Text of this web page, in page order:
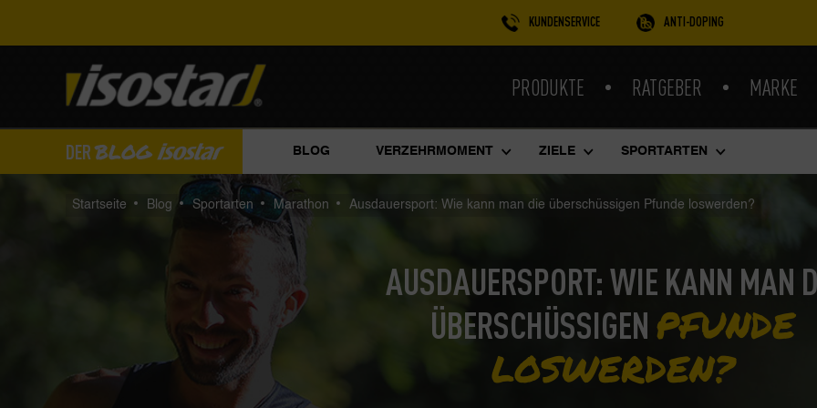
KUNDENSERVICE ANTI-DOPING
PRODUKTE RATGEBER MARKE
Startseite Blog Sportarten Marathon Ausdauersport: Wie kann man die überschüssigen Pfunde loswerden?
DERBLOG BLOG VERZEHRMOMENT ZIELE SPORTARTEN
AUSDAUERSPORT: WIE KANN MAN
ÜBERSCHÜSSIGEN PFUNDE
LOSWERDEN?